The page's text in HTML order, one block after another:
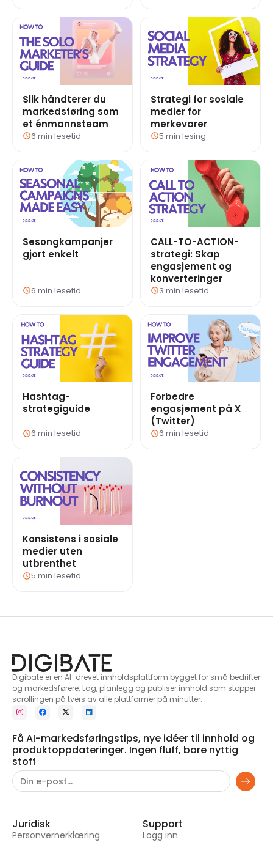
Slik håndterer du
markedsføring som
et énmannsteam
6 min lesetid
Strategi for sosiale
medier for
merkevarer
5 min lesing
Sesongkampanjer
gjort enkelt
6 min lesetid
CALL-TO-ACTION-
strategi: Skap
engasjement og
konverteringer
3 min lesetid
Hashtag-
strategiguide
6 min lesetid
Forbedre
engasjement på X
(Twitter)
6 min lesetid
Konsistens i sosiale
medier uten
utbrenthet
5 min lesetid
Digibate er en AI-drevet innholdsplattform bygget for små bedrifter
og markedsførere. Lag, planlegg og publiser innhold som stopper
scrollingen på tvers av alle plattformer på minutter.
Få AI-markedsføringstips, nye idéer til innhold og
produktoppdateringer. Ingen fluff, bare nyttig
stoff
Juridisk
Personvernerklæring
Support
Logg inn